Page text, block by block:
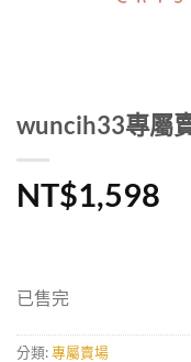
wuncih33專屬
NT$1,598
已售完
分類:專屬賣場